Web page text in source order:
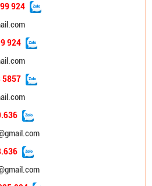
924
924
5857